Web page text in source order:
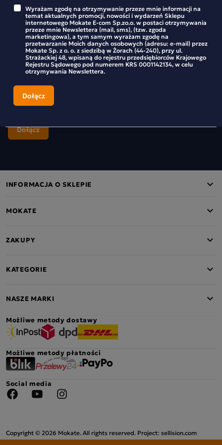
Wyrażam zgodę na otrzymywanie przeze mnie informacji na
temat aktualnych promocji, nowości i wydarzeń Sklepu
internetowego Mokate E-com Sp.zo.o. w postaci otrzymywania
przeze mnie Newslettera (mail, sms), (tzw. zgoda marketingowa), a
osobowych (adresu: e-mail) przez Mokate Sp. z o. o. z siedzibą w
Żorach (44-240), przy ul. Strażackiej 48, wpisaną do rejestru
przedsiębiorców Krajowego Rejestru Sądowego pod numerem KRS
INFORMACJA O SKLEPIE
MOKATE
ZAKUPY
KATEGORIE
NASZE MARKI
Wyrażam zgodę na otrzymywanie przeze mnie informacji na
temat aktualnych promocji, nowości i wydarzeń Sklepu
internetowego Mokate E-com Sp.zo.o. w postaci otrzymywania
przeze mnie Newslettera (mail, sms), (tzw. zgoda
marketingowa), a tym samym wyrażam zgodę na
przetwarzanie Moich danych osobowych (adresu: e-mail) przez
Mokate Sp. z o. o. z siedzibą w Żorach (44-240), przy ul.
Strażackiej 48, wpisaną do rejestru przedsiębiorców Krajowego
Rejestru Sądowego pod numerem KRS 0001142134, w celu
otrzymywania Newslettera.
Możliwe metody dostawy
Możliwe metody płatności
Social media
Copyright © 2026 Mokate. All rights reserved. Project: sellision.com